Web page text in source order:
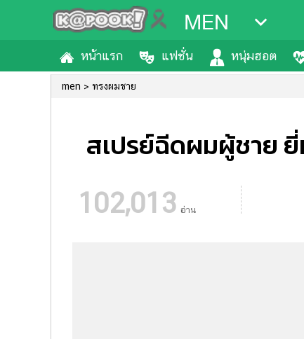
MEN
หน้าแรก แฟชั่น หนุ่มฮอต
men ทรงผมชาย
สเปรย์ฉีดผมผู้ชาย
102,013 อ่าน